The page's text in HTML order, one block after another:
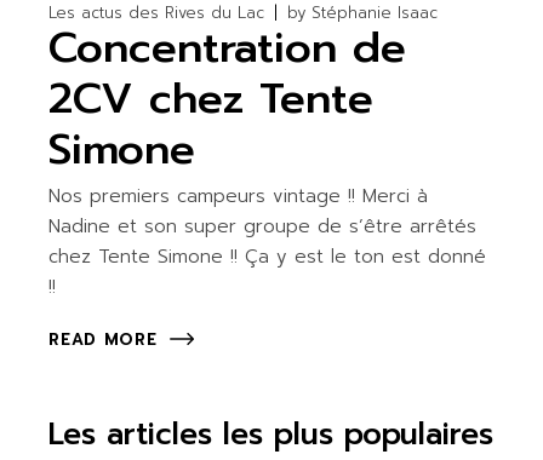
Les actus des Rives du Lac by Stéphanie Isaac
Concentration de
2CV chez Tente
Simone
Nos premiers campeurs vintage !! Merci à
Nadine et son super groupe de s’être arrêtés
chez Tente Simone !! Ça y est le ton est donné
!!
READ MORE
Les articles les plus populaires